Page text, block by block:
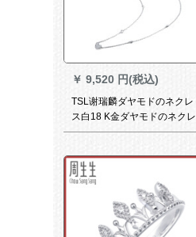
￥ 9,520 円(税込)
TSL谢瑞麟ダヤモドのネクレ
ス白18 K金ダヤモドのネクレ
スは约3分8个のダイヤドで